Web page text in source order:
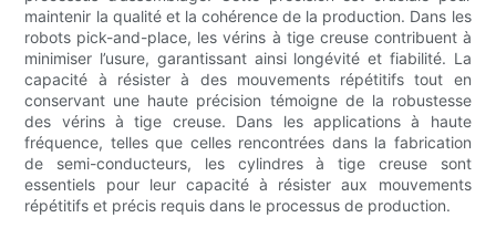
maintenir la qualité et la cohérence de la production. Dans les
robots pick-and-place, les vérins à tige creuse contribuent à
minimiser l’usure, garantissant ainsi longévité et fiabilité. La
capacité à résister à des mouvements répétitifs tout en
conservant une haute précision témoigne de la robustesse
des vérins à tige creuse. Dans les applications à haute
fréquence, telles que celles rencontrées dans la fabrication
de semi-conducteurs, les cylindres à tige creuse sont
essentiels pour leur capacité à résister aux mouvements
répétitifs et précis requis dans le processus de production.